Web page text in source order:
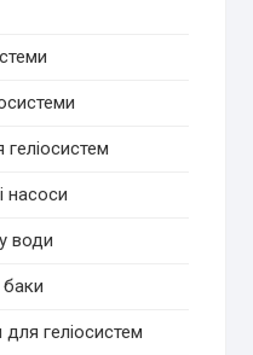
насоси
води
для геліосистем